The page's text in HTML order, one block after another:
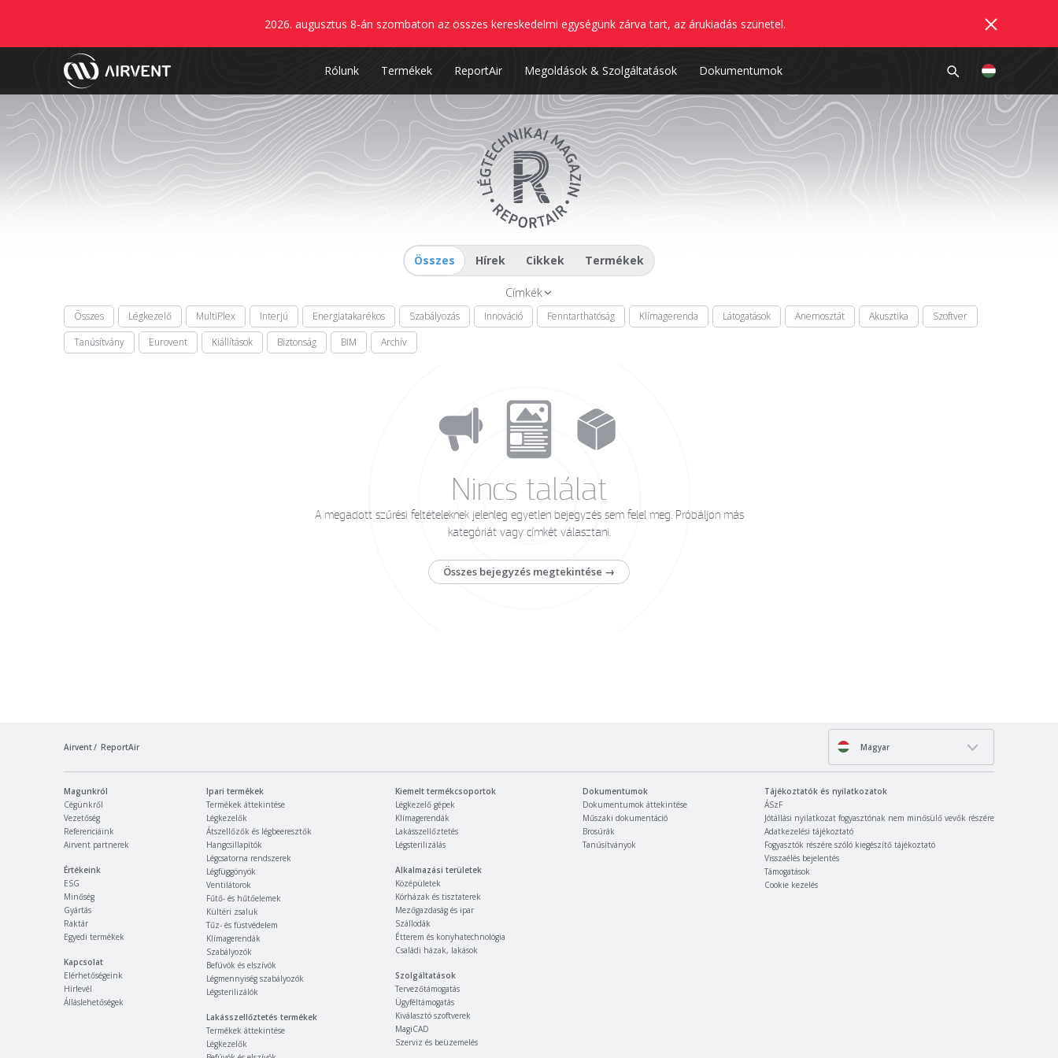
2026. augusztus 8-án szombaton az összes kereskedelmi egységünk zárva tart, az árukiadás szünetel.
Rólunk Termékek ReportAir Megoldások & Szolgáltatások Dokumentumok
Összes Hírek Cikkek Termékek
Címkék
Összes Légkezelő MultiPlex Interjú Energiatakarékos Szabályozás Innováció Fenntarthatóság Klímagerenda Látogatások Anemosztát Akusztika
Szoftver
Tanúsítvány
Eurovent Kiállítások Biztonság BIM Archív
Nincs találat
A megadott szűrési feltételeknek jelenleg egyetlen bejegyzés sem felel meg. Próbáljon más
kategóriát vagy címkét választani.
Összes bejegyzés megtekintése →
Airvent ReportAir Magyar
Magunkról
Cégünkről
Vezetőség
Referenciáink
Airvent partnerek
Értékeink
ESG
Minőség
Gyártás
Raktár
Egyedi termékek
Kapcsolat
Elérhetőségeink
Hírlevél
Álláslehetőségek
Ipari termékek
Termékek áttekintése
Légkezelők
Átszellőzők és légbeeresztők
Hangcsillapítók
Légcsatorna rendszerek
Légfüggönyök
Ventilátorok
Fűtő- és hűtőelemek
Kültéri zsaluk
Tűz- és füstvédelem
Klímagerendák
Szabályozók
Befúvók és elszívók
Légmennyiség szabályozók
Légsterilizálók
Lakásszellőztetés termékek
Termékek áttekintése
Légkezelők
Kiemelt termékcsoportok
Légkezelő gépek
Klímagerendák
Lakásszellőztetés
Légsterilizálás
Alkalmazási területek
Középületek
Kórházak és tisztaterek
Mezőgazdaság és ipar
Szállodák
Étterem és konyhatechnológia
Családi házak, lakások
Szolgáltatások
Tervezőtámogatás
Ügyféltámogatás
Kiválasztó szoftverek
MagiCAD
Szerviz és beüzemelés
Dokumentumok
Dokumentumok áttekintése
Műszaki dokumentáció
Brosúrák
Tanúsítványok
Tájékoztatók és nyilatkozatok
ÁSzF
Jótállási nyilatkozat fogyasztónak nem minősülő vevők részére
Adatkezelési tájékoztató
Fogyasztók részére szóló kiegészítő tájékoztató
Visszaélés bejelentés
Támogatások
Cookie kezelés